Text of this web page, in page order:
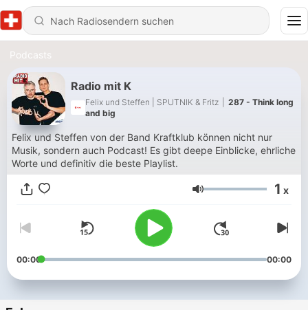
Podcasts
Radio mit K
Felix und Steffen | SPUTNIK & Fritz
287 - Think long
and big
Felix und Steffen von der Band Kraftklub können nicht nur
Musik, sondern auch Podcast! Es gibt deepe Einblicke, ehrliche
Worte und definitiv die beste Playlist.
Lautstärke 1 x
00:00 00:00